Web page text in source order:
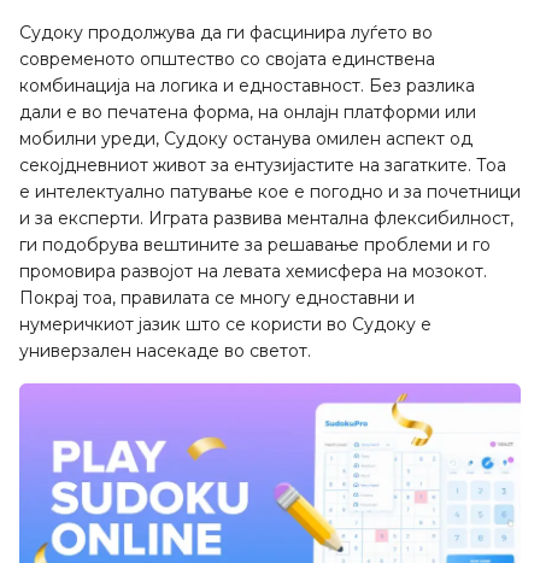
Судоку продолжува да ги фасцинира луѓето во
современото општество со својата единствена
комбинација на логика и едноставност. Без разлика
дали е во печатена форма, на онлајн платформи или
мобилни уреди, Судоку останува омилен аспект од
секојдневниот живот за ентузијастите на загатките. Тоа
е интелектуално патување кое е погодно и за почетници
и за експерти. Играта развива ментална флексибилност,
ги подобрува вештините за решавање проблеми и го
промовира развојот на левата хемисфера на мозокот.
Покрај тоа, правилата се многу едноставни и
нумеричкиот јазик што се користи во Судоку е
универзален насекаде во светот.